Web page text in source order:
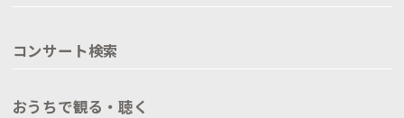
コンサート検索
おうちで観る・聴く